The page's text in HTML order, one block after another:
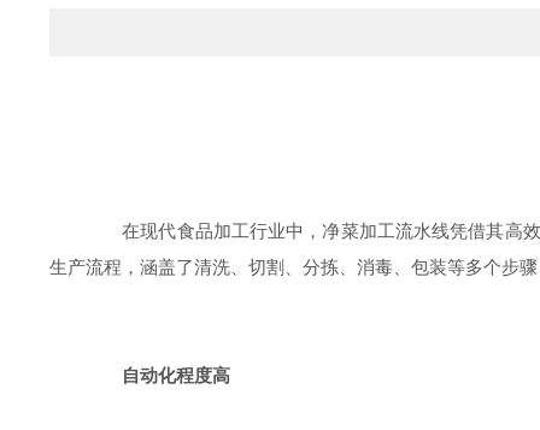
在现代食品加工行业中，净菜加工流水线凭借其高效
生产流程，涵盖了清洗、切割、分拣、消毒、包装等多个步
自动化程度高